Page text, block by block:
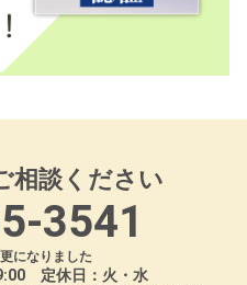
相談ください
3541
になりました
定休日：火・水